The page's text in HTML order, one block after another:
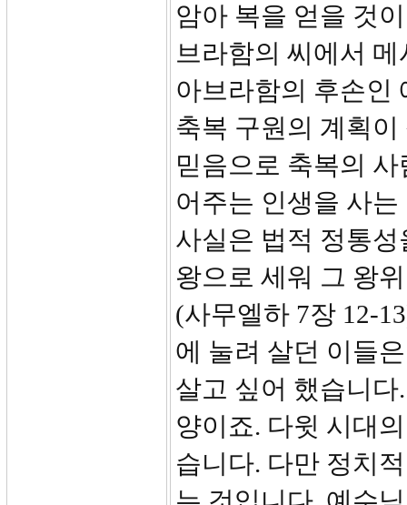
암아 복을 얻을 것
브라함의 씨에서
아브라함의 후손인
축복 구원의 계획
믿음으로 축복의
어주는 인생을 사
사실은 법적 정통
왕으로 세워 그 왕
(사무엘하 7장 12-
에 눌려 살던 이들
살고 싶어 했습니
양이죠. 다윗 시대
습니다. 다만 정치